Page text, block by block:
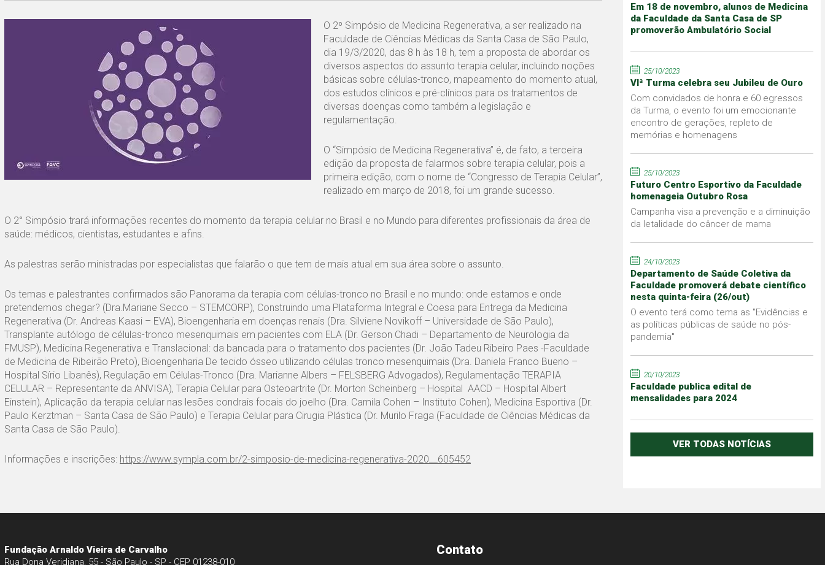
O 2º Simpósio de Medicina Regenerativa, a ser realizado na
Faculdade de Ciências Médicas da Santa Casa de São Paulo,
dia 19/3/2020, das 8 h às 18 h, tem a proposta de abordar os
diversos aspectos do assunto terapia celular, incluindo noções
básicas sobre células-tronco, mapeamento do momento atual,
dos estudos clínicos e pré-clínicos para os tratamentos de
diversas doenças como também a legislação e
regulamentação.
O “Simpósio de Medicina Regenerativa” é, de fato, a terceira
edição da proposta de falarmos sobre terapia celular, pois a
primeira edição, com o nome de “Congresso de Terapia Celular”,
realizado em março de 2018, foi um grande sucesso.
O 2° Simpósio trará informações recentes do momento da terapia celular no Brasil e no Mundo para diferentes profissionais da área de
saúde: médicos, cientistas, estudantes e afins.
As palestras serão ministradas por especialistas que falarão o que tem de mais atual em sua área sobre o assunto.
Os temas e palestrantes confirmados são Panorama da terapia com células-tronco no Brasil e no mundo: onde estamos e onde
pretendemos chegar? (Dra.Mariane Secco – STEMCORP), Construindo uma Plataforma Integral e Coesa para Entrega da Medicina
Regenerativa (Dr. Andreas Kaasi – EVA), Bioengenharia em doenças renais (Dra. Silviene Novikoff – Universidade de São Paulo),
Transplante autólogo de células-tronco mesenquimais em pacientes com ELA (Dr. Gerson Chadi – Departamento de Neurologia da
FMUSP), Medicina Regenerativa e Translacional: da bancada para o tratamento dos pacientes (Dr. João Tadeu Ribeiro Paes -Faculdade
de Medicina de Ribeirão Preto), Bioengenharia De tecido ósseo utilizando células tronco mesenquimais (Dra. Daniela Franco Bueno –
Hospital Sírio Libanês), Regulação em Células-Tronco (Dra. Marianne Albers – FELSBERG Advogados), Regulamentação TERAPIA
CELULAR – Representante da ANVISA), Terapia Celular para Osteoartrite (Dr. Morton Scheinberg – Hospital AACD – Hospital Albert
Einstein), Aplicação da terapia celular nas lesões condrais focais do joelho (Dra. Camila Cohen – Instituto Cohen), Medicina Esportiva (Dr.
Paulo Kerztman – Santa Casa de São Paulo) e Terapia Celular para Cirugia Plástica (Dr. Murilo Fraga (Faculdade de Ciências Médicas da
Santa Casa de São Paulo).
Informações e inscrições: https://www.sympla.com.br/2-simposio-de-medicina-regenerativa-2020__605452
Em 18 de novembro, alunos de Medicina
da Faculdade da Santa Casa de SP
promoverão Ambulatório Social
25/10/2023
VIª Turma celebra seu Jubileu de Ouro
Com convidados de honra e 60 egressos
da Turma, o evento foi um emocionante
encontro de gerações, repleto de
memórias e homenagens
25/10/2023
Futuro Centro Esportivo da Faculdade
homenageia Outubro Rosa
Campanha visa a prevenção e a diminuição
da letalidade do câncer de mama
24/10/2023
Departamento de Saúde Coletiva da
Faculdade promoverá debate científico
nesta quinta-feira (26/out)
O evento terá como tema as "Evidências e
as políticas públicas de saúde no pós-
pandemia"
20/10/2023
Faculdade publica edital de
mensalidades para 2024
VER TODAS NOTÍCIAS
Fundação Arnaldo Vieira de Carvalho
Rua Dona Veridiana, 55 - São Paulo - SP - CEP 01238-010
Contato